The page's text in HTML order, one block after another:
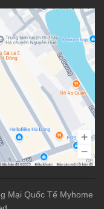
Mại Quốc Tế Myhome